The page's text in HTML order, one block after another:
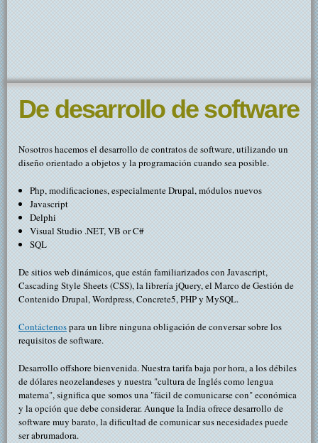
De desarrollo de software
Nosotros hacemos el desarrollo de contratos de software, utilizando un
diseño orientado a objetos y la programación cuando sea posible.
Php, modificaciones, especialmente Drupal, módulos nuevos
Javascript
Delphi
Visual Studio .NET, VB or C#
SQL
De sitios web dinámicos, que están familiarizados con Javascript,
Cascading Style Sheets (CSS), la librería jQuery, el Marco de Gestión de
Contenido Drupal, Wordpress, Concrete5, PHP y MySQL.
Contáctenospara un libre ninguna obligación de conversar sobre los
requisitos de software.
Desarrollo offshore bienvenida. Nuestra tarifa baja por hora, a los débiles
de dólares neozelandeses y nuestra "cultura de Inglés como lengua
materna", significa que somos una "fácil de comunicarse con" económica
y la opción que debe considerar. Aunque la India ofrece desarrollo de
software muy barato, la dificultad de comunicar sus necesidades puede
ser abrumadora.